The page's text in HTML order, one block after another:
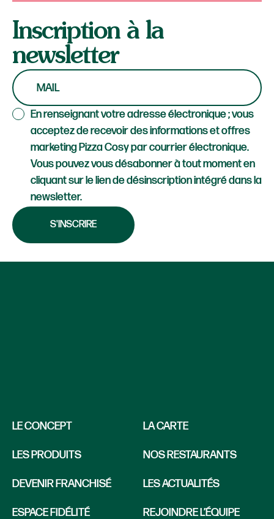
Inscription à la
newsletter
Email*(champ requis)
En renseignant votre adresse électronique ; vous
acceptez de recevoir des informations et offres
marketing Pizza Cosy par courrier électronique.
Vous pouvez vous désabonner à tout moment en
cliquant sur le lien de désinscription intégré dans la
newsletter.
S'INSCRIRE
LE CONCEPT LA CARTE
LES PRODUITS NOS RESTAURANTS
DEVENIR FRANCHISÉ LES ACTUALITÉS
ESPACE FIDÉLITÉ REJOINDRE L’ÉQUIPE